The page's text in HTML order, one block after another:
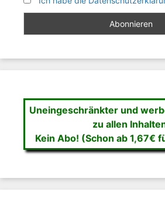
Uneingeschränkter und
zu allen
Kein Abo! (Schon ab 1,67€